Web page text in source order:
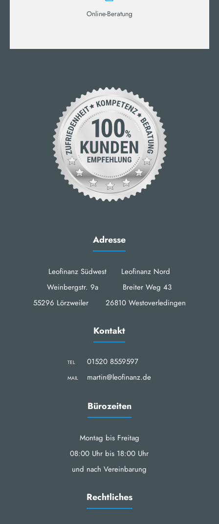
Online-Beratung
Adresse
Leofinanz Südwest Leofinanz Nord
Weinbergstr. 9a Breiter Weg 43
55296 Lörzweiler 26810 Westoverledingen
Kontakt
TEL 01520 8559597
MAIL martin@leofinanz.de
Bürozeiten
Montag bis Freitag
08:00 Uhr bis 18:00 Uhr
und nach Vereinbarung
Rechtliches